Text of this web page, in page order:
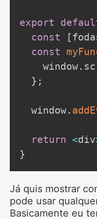
export
const
[
const
    window
.
} ;
  window
.
return <div
}
Já quis mostrar
pode usar
Basicamente eu